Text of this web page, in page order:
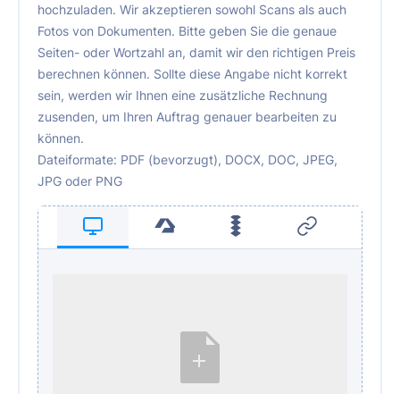
hochzuladen. Wir akzeptieren sowohl Scans als auch
Fotos von Dokumenten. Bitte geben Sie die genaue
Seiten- oder Wortzahl an, damit wir den richtigen Preis
berechnen können. Sollte diese Angabe nicht korrekt
sein, werden wir Ihnen eine zusätzliche Rechnung
zusenden, um Ihren Auftrag genauer bearbeiten zu
können.
Dateiformate: PDF (bevorzugt), DOCX, DOC, JPEG,
JPG oder PNG